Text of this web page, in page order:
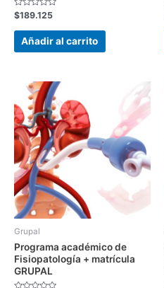
Valorado
con
0
$189.125
Añadir al carrito
Grupal
Programa académico de
Fisiopatología + matrícula
GRUPAL